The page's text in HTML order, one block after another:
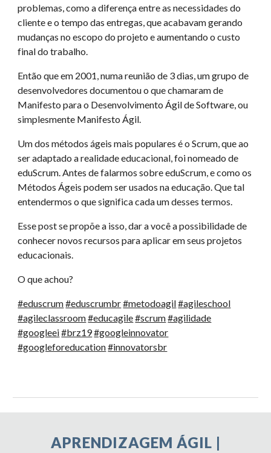
problemas, como a diferença entre as necessidades do
cliente e o tempo das entregas, que acabavam gerando
mudanças no escopo do projeto e aumentando o custo
final do trabalho.
Então que em 2001, numa reunião de 3 dias, um grupo de
desenvolvedores documentou o que chamaram de
Manifesto para o Desenvolvimento Ágil de Software, ou
simplesmente Manifesto Ágil.
Um dos métodos ágeis mais populares é o Scrum, que ao
ser adaptado a realidade educacional, foi nomeado de
eduScrum. Antes de falarmos sobre eduScrum, e como os
Métodos Ágeis podem ser usados na educação. Que tal
entendermos o que significa cada um desses termos.
Esse post se propõe a isso, dar a você a possibilidade de
conhecer novos recursos para aplicar em seus projetos
educacionais.
O que achou?
#eduscrum#eduscrumbr#metodoagil#agileschool
#agileclassroom#educagile#scrum#agilidade
#googleei#brz19#googleinnovator
#googleforeducation#innovatorsbr
APRENDIZAGEM ÁGIL |